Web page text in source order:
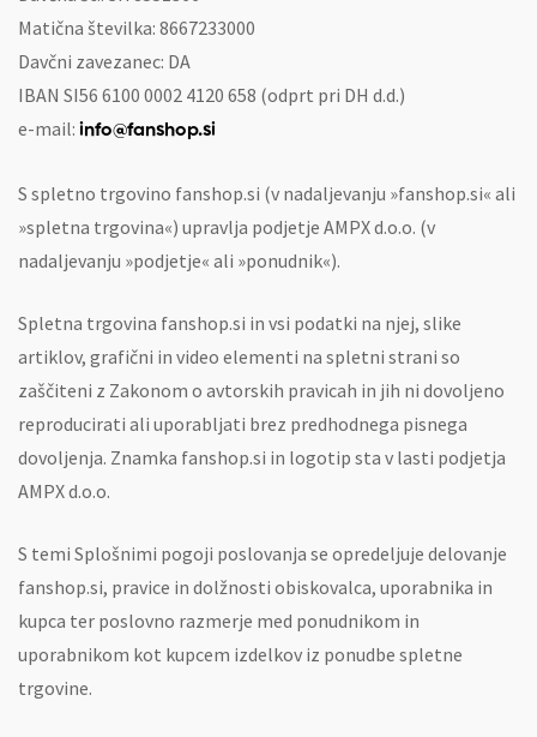
Matična številka: 8667233000
Davčni zavezanec: DA
IBAN SI56 6100 0002 4120 658 (odprt pri DH d.d.)
e-mail: info@fanshop.si
S spletno trgovino fanshop.si (v nadaljevanju »fanshop.si« ali
»spletna trgovina«) upravlja podjetje AMPX d.o.o. (v
nadaljevanju »podjetje« ali »ponudnik«).
Spletna trgovina fanshop.si in vsi podatki na njej, slike
artiklov, grafični in video elementi na spletni strani so
zaščiteni z Zakonom o avtorskih pravicah in jih ni dovoljeno
reproducirati ali uporabljati brez predhodnega pisnega
dovoljenja. Znamka fanshop.si in logotip sta v lasti podjetja
AMPX d.o.o.
S temi Splošnimi pogoji poslovanja se opredeljuje delovanje
fanshop.si, pravice in dolžnosti obiskovalca, uporabnika in
kupca ter poslovno razmerje med ponudnikom in
uporabnikom kot kupcem izdelkov iz ponudbe spletne
trgovine.